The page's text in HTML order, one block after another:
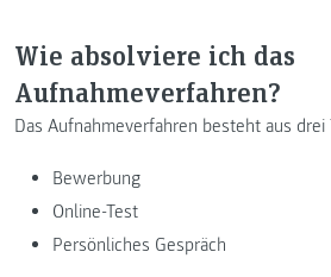
Wie absolviere ich das
Aufnahmeverfahren?
Das Aufnahmeverfahren besteht aus drei
Bewerbung
Online-Test
Persönliches Gespräch